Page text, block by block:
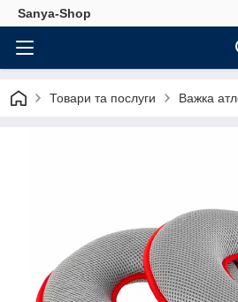
Sanya-Shop
Товари та послуги Важка